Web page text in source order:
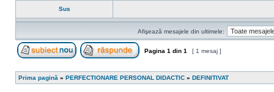
Sus
Afişează mesajele din ultimele:
Pagina 1 din 1 [ 1 mesaj ]
Prima pagină » PERFECTIONARE PERSONAL DIDACTIC » DEFINITIVAT